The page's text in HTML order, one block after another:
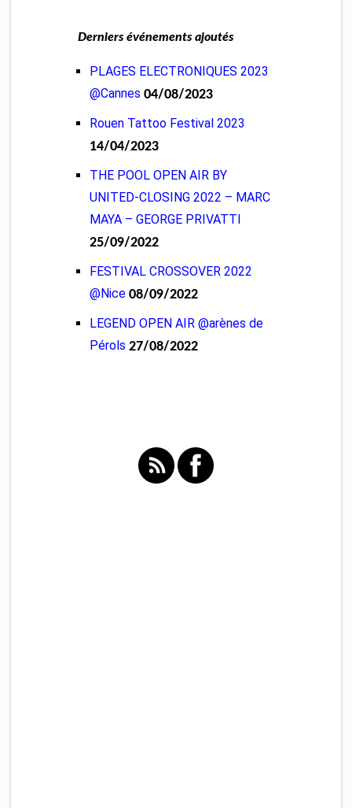
Derniers événements ajoutés
PLAGES ELECTRONIQUES 2023
@Cannes 04/08/2023
Rouen Tattoo Festival 2023
14/04/2023
THE POOL OPEN AIR BY
UNITED-CLOSING 2022 – MARC
MAYA – GEORGE PRIVATTI
25/09/2022
FESTIVAL CROSSOVER 2022
@Nice 08/09/2022
LEGEND OPEN AIR @arènes de
Pérols 27/08/2022